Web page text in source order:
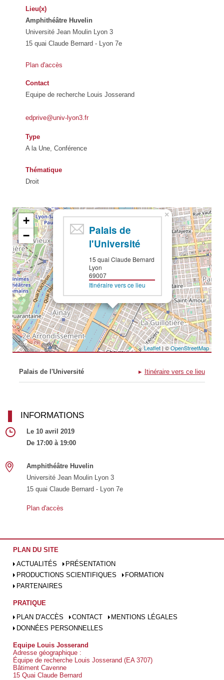
Lieu(x)
Amphithéâtre Huvelin
Université Jean Moulin Lyon 3
15 quai Claude Bernard - Lyon 7e
Plan d'accès
Contact
Equipe de recherche Louis Josserand
edprive@univ-lyon3.fr
Type
A la Une, Conférence
Thématique
Droit
Palais de
l'Université
15 quai Claude Bernard
Lyon
69007
Itinéraire vers ce lieu
×
+
−
Leaflet| ©OpenStreetMap
Itinéraire vers ce lieu
Palais de l'Université
INFORMATIONS
Le 10 avril 2019
De 17:00 à 19:00
Amphithéâtre Huvelin
Université Jean Moulin Lyon 3
15 quai Claude Bernard - Lyon 7e
Plan d'accès
PLAN DU SITE
ACTUALITÉS
PRÉSENTATION
PRODUCTIONS SCIENTIFIQUES
FORMATION
PARTENAIRES
PRATIQUE
PLAN D'ACCÈS
CONTACT
MENTIONS LÉGALES
DONNÉES PERSONNELLES
Equipe Louis Josserand
Adresse géographique :
Équipe de recherche Louis Josserand (EA 3707)
Bâtiment Cavenne
15 Quai Claude Bernard